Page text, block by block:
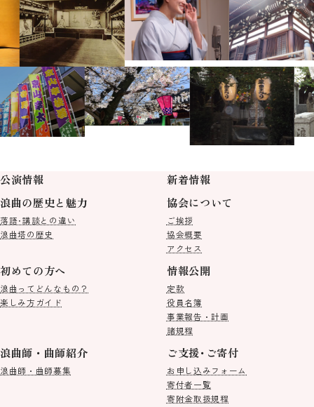
公演情報
新着情報
浪曲の歴史と魅力
落語･講談との違い
浪曲塔の歴史
協会について
ご挨拶
協会概要
アクセス
初めての方へ
浪曲ってどんなもの？
楽しみ方ガイド
情報公開
定款
役員名簿
事業報告・計画
諸規程
浪曲師・曲師紹介
浪曲師・曲師募集
ご支援･ご寄付
お申し込みフォーム
寄付者一覧
寄附金取扱規程